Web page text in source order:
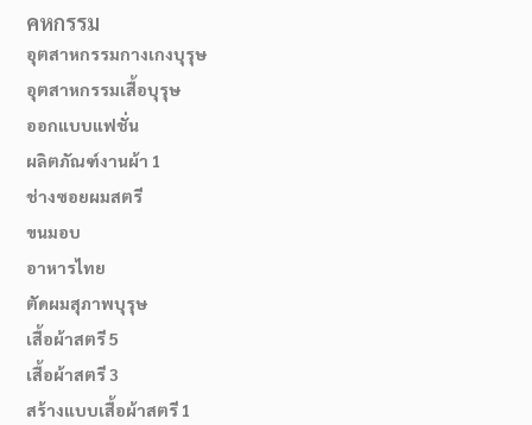
คหกรรม
อุตสาหกรรมกางเกงบุรุษ
อุตสาหกรรมเสื้อบุรุษ
ออกแบบแฟชั่น
ผลิตภัณฑ์งานผ้า 1
ช่างซอยผมสตรี
ขนมอบ
อาหารไทย
ตัดผมสุภาพบุรุษ
เสื้อผ้าสตรี 5
เสื้อผ้าสตรี 3
สร้างแบบเสื้อผ้าสตรี 1